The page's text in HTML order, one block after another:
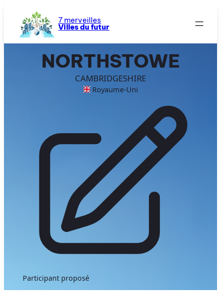
contenu
7 merveilles
Villes du futur
NORTHSTOWE
CAMBRIDGESHIRE
Royaume-Uni
Participant proposé